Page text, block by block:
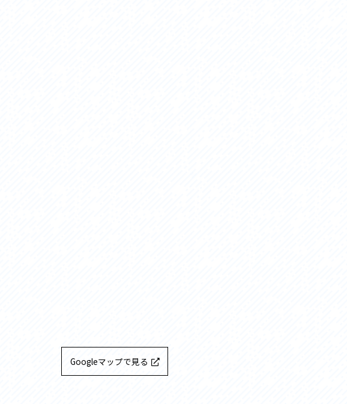
Googleマップで見る